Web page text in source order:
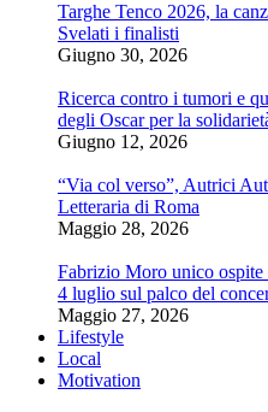
Targhe Tenco 2026, la
Svelati i finalisti
Giugno 30, 2026
Ricerca contro i tumori e
degli Oscar per la
Giugno 12, 2026
“Via col verso”, Autrici
Letteraria di Roma
Maggio 28, 2026
Fabrizio Moro unico
4 luglio sul palco del
Maggio 27, 2026
Lifestyle
Local
Motivation